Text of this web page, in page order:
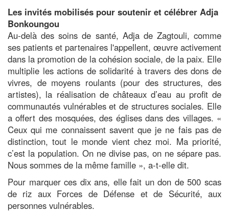
Les invités mobilisés pour soutenir et célébrer Adja
Bonkoungou
Au-delà des soins de santé, Adja de Zagtouli, comme
ses patients et partenaires l'appellent, œuvre activement
dans la promotion de la cohésion sociale, de la paix. Elle
multiplie les actions de solidarité à travers des dons de
vivres, de moyens roulants (pour des structures, des
artistes), la réalisation de châteaux d’eau au profit de
communautés vulnérables et de structures sociales. Elle
a offert des mosquées, des églises dans des villages. «
Ceux qui me connaissent savent que je ne fais pas de
distinction, tout le monde vient chez moi. Ma priorité,
c’est la population. On ne divise pas, on ne sépare pas.
Nous sommes de la même famille », a-t-elle dit.
Pour marquer ces dix ans, elle fait un don de 500 scas
de riz aux Forces de Défense et de Sécurité, aux
personnes vulnérables.